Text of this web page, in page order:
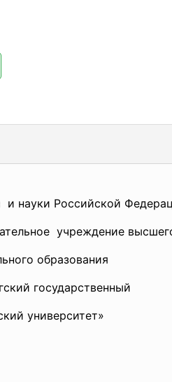
и науки Российской
учреждение
образования
государственный
университет»